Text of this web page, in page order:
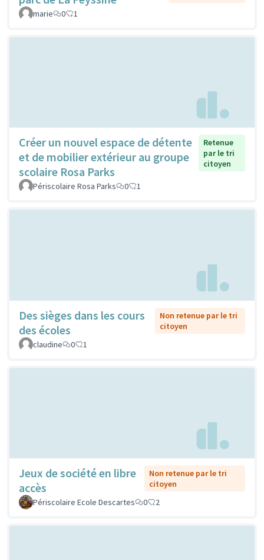
marie
0 1
Créer un nouvel espace de détente
et de mobilier extérieur au groupe
scolaire Rosa Parks
Retenue
par le tri
citoyen
Périscolaire Rosa Parks 0 1
Des sièges dans les cours
des écoles
Non retenue par le tri
citoyen
claudine
0 1
Jeux de société en libre
accès
Non retenue par le tri
citoyen
Périscolaire Ecole Descartes
0 2